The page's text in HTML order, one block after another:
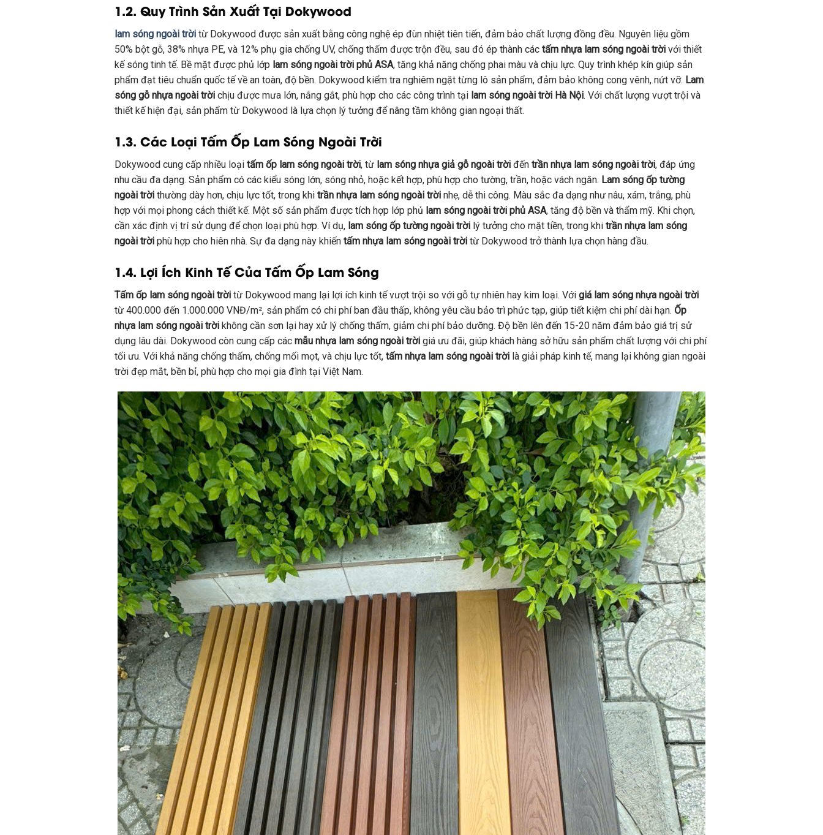
1.2. Quy Trình Sản Xuất Tại Dokywood
lam sóng ngoài trời từ Dokywood được sản xuất bằng công nghệ ép đùn nhiệt tiên tiến, đảm bảo chất lượng đồng đều. Nguyên liệu gồm
50% bột gỗ, 38% nhựa PE, và 12% phụ gia chống UV, chống thấm được trộn đều, sau đó ép thành các tấm nhựa lam sóng ngoài trời với thiết
kế sóng tinh tế. Bề mặt được phủ lớp lam sóng ngoài trời phủ ASA, tăng khả năng chống phai màu và chịu lực. Quy trình khép kín giúp sản
phẩm đạt tiêu chuẩn quốc tế về an toàn, độ bền. Dokywood kiểm tra nghiêm ngặt từng lô sản phẩm, đảm bảo không cong vênh, nứt vỡ. Lam
sóng gỗ nhựa ngoài trời chịu được mưa lớn, nắng gắt, phù hợp cho các công trình tại lam sóng ngoài trời Hà Nội. Với chất lượng vượt trội và
thiết kế hiện đại, sản phẩm từ Dokywood là lựa chọn lý tưởng để nâng tầm không gian ngoại thất.
1.3. Các Loại Tấm Ốp Lam Sóng Ngoài Trời
Dokywood cung cấp nhiều loại tấm ốp lam sóng ngoài trời, từ lam sóng nhựa giả gỗ ngoài trời đến trần nhựa lam sóng ngoài trời, đáp ứng
nhu cầu đa dạng. Sản phẩm có các kiểu sóng lớn, sóng nhỏ, hoặc kết hợp, phù hợp cho tường, trần, hoặc vách ngăn. Lam sóng ốp tường
ngoài trời thường dày hơn, chịu lực tốt, trong khi trần nhựa lam sóng ngoài trời nhẹ, dễ thi công. Màu sắc đa dạng như nâu, xám, trắng, phù
hợp với mọi phong cách thiết kế. Một số sản phẩm được tích hợp lớp phủ lam sóng ngoài trời phủ ASA, tăng độ bền và thẩm mỹ. Khi chọn,
cần xác định vị trí sử dụng để chọn loại phù hợp. Ví dụ, lam sóng ốp tường ngoài trời lý tưởng cho mặt tiền, trong khi trần nhựa lam sóng
ngoài trời phù hợp cho hiên nhà. Sự đa dạng này khiến tấm nhựa lam sóng ngoài trời từ Dokywood trở thành lựa chọn hàng đầu.
1.4. Lợi Ích Kinh Tế Của Tấm Ốp Lam Sóng
Tấm ốp lam sóng ngoài trời từ Dokywood mang lại lợi ích kinh tế vượt trội so với gỗ tự nhiên hay kim loại. Với giá lam sóng nhựa ngoài trời
từ 400.000 đến 1.000.000 VNĐ/m², sản phẩm có chi phí ban đầu thấp, không yêu cầu bảo trì phức tạp, giúp tiết kiệm chi phí dài hạn. Ốp
nhựa lam sóng ngoài trời không cần sơn lại hay xử lý chống thấm, giảm chi phí bảo dưỡng. Độ bền lên đến 15-20 năm đảm bảo giá trị sử
dụng lâu dài. Dokywood còn cung cấp các mẫu nhựa lam sóng ngoài trời giá ưu đãi, giúp khách hàng sở hữu sản phẩm chất lượng với chi phí
tối ưu. Với khả năng chống thấm, chống mối mọt, và chịu lực tốt, tấm nhựa lam sóng ngoài trời là giải pháp kinh tế, mang lại không gian ngoài
trời đẹp mắt, bền bỉ, phù hợp cho mọi gia đình tại Việt Nam.